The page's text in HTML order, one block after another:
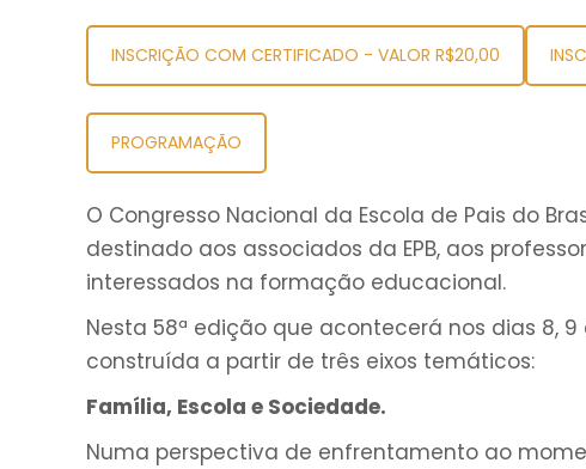
INSCRIÇÃO COM CERTIFICADO - VALOR R$20,00
PROGRAMAÇÃO
O Congresso Nacional da Escola de Pais do
destinado aos associados da EPB, aos
interessados na formação educacional.
Nesta 58ª edição que acontecerá nos dias 8,
construída a partir de três eixos temáticos:
Família, Escola e Sociedade.
Numa perspectiva de enfrentamento ao